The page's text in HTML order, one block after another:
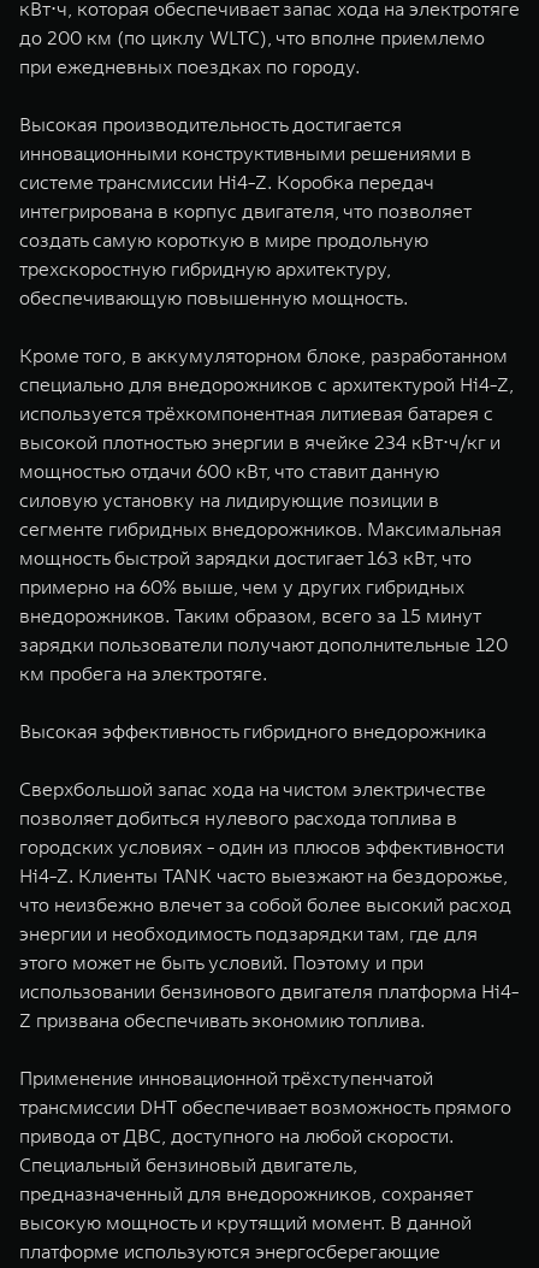
кВт⋅ч, которая обеспечивает запас хода на электротяге
до 200 км (по циклу WLTC), что вполне приемлемо
при ежедневных поездках по городу.
Высокая производительность достигается
инновационными конструктивными решениями в
системе трансмиссии Hi4-Z. Коробка передач
интегрирована в корпус двигателя, что позволяет
создать самую короткую в мире продольную
трехскоростную гибридную архитектуру,
обеспечивающую повышенную мощность.
Кроме того, в аккумуляторном блоке, разработанном
специально для внедорожников с архитектурой Hi4-Z,
используется трёхкомпонентная литиевая батарея с
высокой плотностью энергии в ячейке 234 кВт⋅ч/кг и
мощностью отдачи 600 кВт, что ставит данную
силовую установку на лидирующие позиции в
сегменте гибридных внедорожников. Максимальная
мощность быстрой зарядки достигает 163 кВт, что
примерно на 60% выше, чем у других гибридных
внедорожников. Таким образом, всего за 15 минут
зарядки пользователи получают дополнительные 120
км пробега на электротяге.
Высокая эффективность гибридного внедорожника
Сверхбольшой запас хода на чистом электричестве
позволяет добиться нулевого расхода топлива в
городских условиях - один из плюсов эффективности
Hi4-Z. Клиенты TANK часто выезжают на бездорожье,
что неизбежно влечет за собой более высокий расход
энергии и необходимость подзарядки там, где для
этого может не быть условий. Поэтому и при
использовании бензинового двигателя платформа Hi4-
Z призвана обеспечивать экономию топлива.
Применение инновационной трёхступенчатой
трансмиссии DHT обеспечивает возможность прямого
привода от ДВС, доступного на любой скорости.
Специальный бензиновый двигатель,
предназначенный для внедорожников, сохраняет
высокую мощность и крутящий момент. В данной
платформе используются энергосберегающие